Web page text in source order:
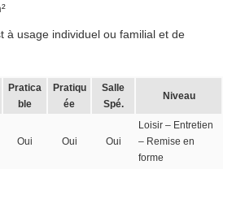
à usage individuel ou familial et de
Pratica
ble
Pratiqu
ée
Salle
Spé.
Niveau
Oui Oui Oui
Loisir – Entretien
– Remise en
forme